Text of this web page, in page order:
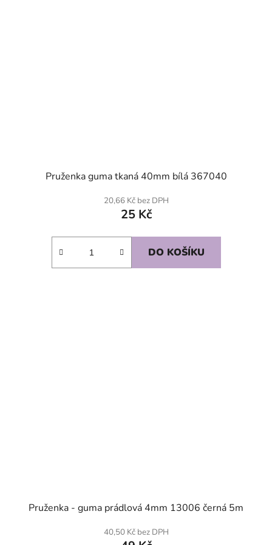
Pruženka guma tkaná 40mm bílá 367040
20,66 Kč bez DPH
25 Kč
DO KOŠÍKU
Pruženka - guma prádlová 4mm 13006 černá 5m
40,50 Kč bez DPH